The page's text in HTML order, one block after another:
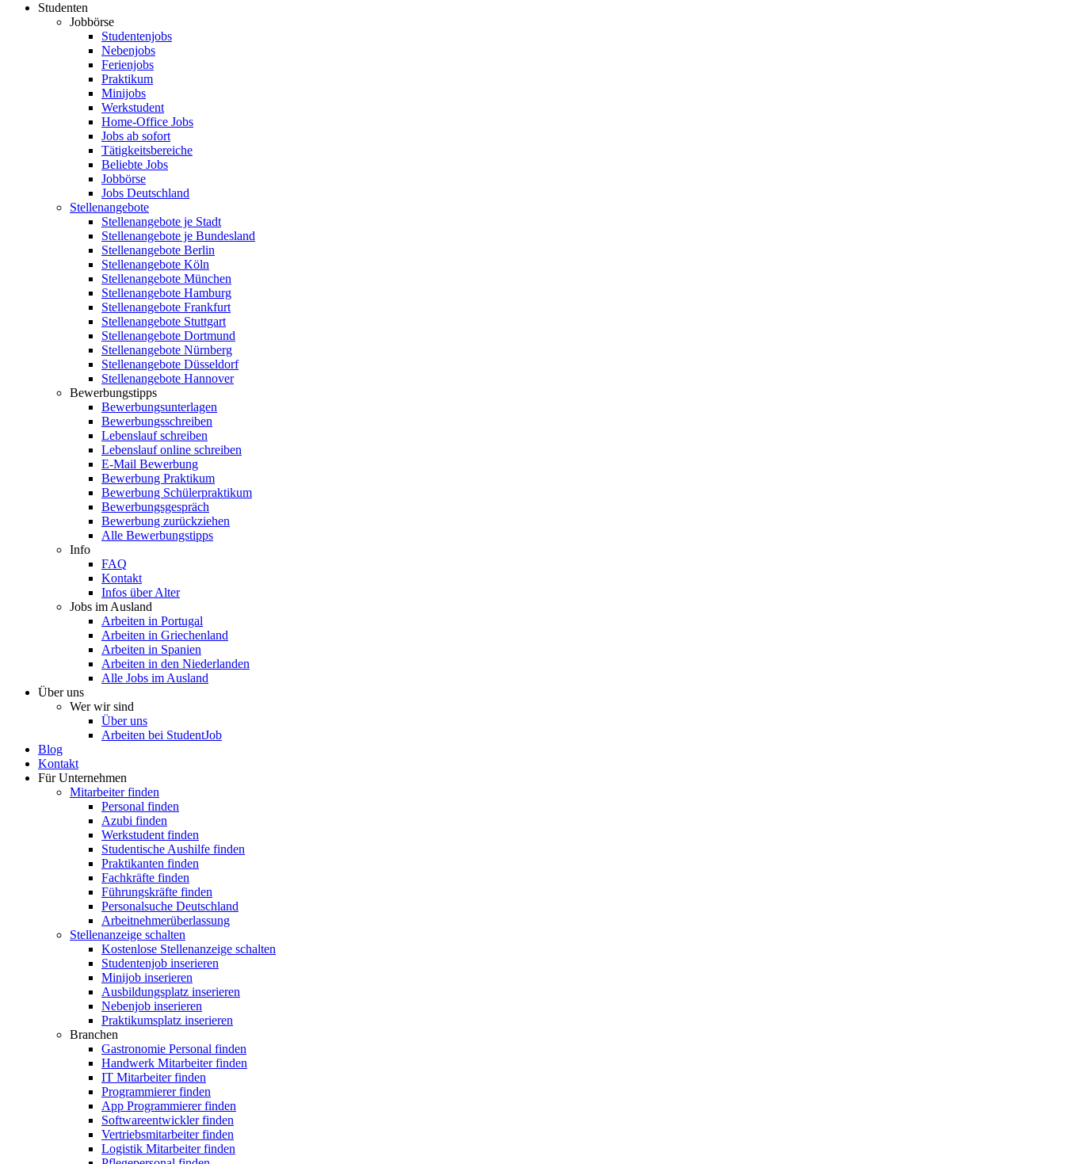
Studenten
Jobbörse
Studentenjobs
Nebenjobs
Ferienjobs
Praktikum
Minijobs
Werkstudent
Home-Office Jobs
Jobs ab sofort
Tätigkeitsbereiche
Beliebte Jobs
Jobbörse
Jobs Deutschland
Stellenangebote
Stellenangebote je Stadt
Stellenangebote je Bundesland
Stellenangebote Berlin
Stellenangebote Köln
Stellenangebote München
Stellenangebote Hamburg
Stellenangebote Frankfurt
Stellenangebote Stuttgart
Stellenangebote Dortmund
Stellenangebote Nürnberg
Stellenangebote Düsseldorf
Stellenangebote Hannover
Bewerbungstipps
Bewerbungsunterlagen
Bewerbungsschreiben
Lebenslauf schreiben
Lebenslauf online schreiben
E-Mail Bewerbung
Bewerbung Praktikum
Bewerbung Schülerpraktikum
Bewerbungsgespräch
Bewerbung zurückziehen
Alle Bewerbungstipps
Info
FAQ
Kontakt
Infos über Alter
Jobs im Ausland
Arbeiten in Portugal
Arbeiten in Griechenland
Arbeiten in Spanien
Arbeiten in den Niederlanden
Alle Jobs im Ausland
Über uns
Wer wir sind
Über uns
Arbeiten bei StudentJob
Blog
Kontakt
Für Unternehmen
Mitarbeiter finden
Personal finden
Azubi finden
Werkstudent finden
Studentische Aushilfe finden
Praktikanten finden
Fachkräfte finden
Führungskräfte finden
Personalsuche Deutschland
Arbeitnehmerüberlassung
Stellenanzeige schalten
Kostenlose Stellenanzeige schalten
Studentenjob inserieren
Minijob inserieren
Ausbildungsplatz inserieren
Nebenjob inserieren
Praktikumsplatz inserieren
Branchen
Gastronomie Personal finden
Handwerk Mitarbeiter finden
IT Mitarbeiter finden
Programmierer finden
App Programmierer finden
Softwareentwickler finden
Vertriebsmitarbeiter finden
Logistik Mitarbeiter finden